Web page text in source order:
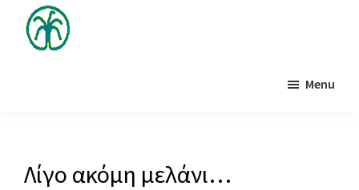
της
Menu
Λίγο ακόμη μελάνι…